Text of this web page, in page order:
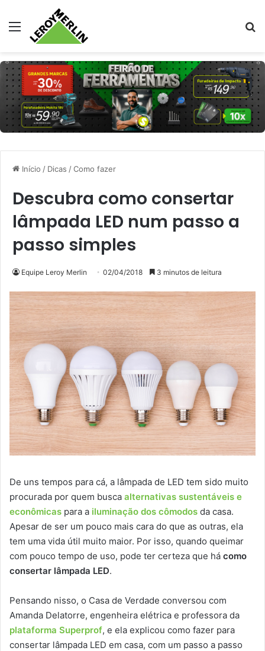
Menu
Início / Dicas /Como fazer
Descubra como consertar
lâmpada LED num passo a
passo simples
Equipe Leroy Merlin 02/04/2018 3 minutos de leitura
De uns tempos para cá, a lâmpada de LED tem sido muito
procurada por quem busca alternativas sustentáveis e
econômicas para a iluminação dos cômodos da casa.
Apesar de ser um pouco mais cara do que as outras, ela
tem uma vida útil muito maior. Por isso, quando queimar
com pouco tempo de uso, pode ter certeza que há como
consertar lâmpada LED.
Pensando nisso, o Casa de Verdade conversou com
Amanda Delatorre, engenheira elétrica e professora da
plataforma Superprof, e ela explicou como fazer para
consertar lâmpada LED em casa, com um passo a passo